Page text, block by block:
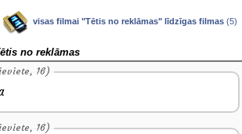
visas filmai "Tētis no reklāmas" līdzīgas filmas (5)
no reklāmas
16)
16)